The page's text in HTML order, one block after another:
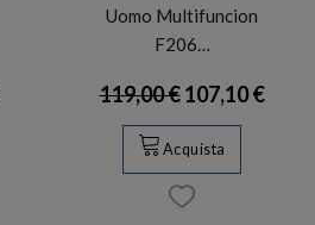
Uomo Multifuncion
F206…
119,00 €107,10 €
Acquista